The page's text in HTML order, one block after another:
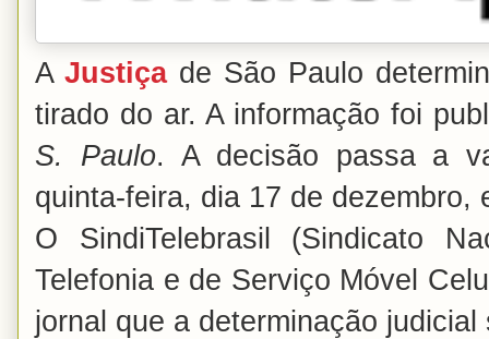
A Justiçade São Paulo
tirado do ar. A informação foi
S. Paulo. A decisão passa a
quinta-feira, dia 17 de dezembro,
O SindiTelebrasil (Sindicato
Telefonia e de Serviço Móvel
jornal que a determinação judicial